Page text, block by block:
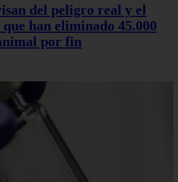
del peligro real y el
han eliminado 45.000
por fin